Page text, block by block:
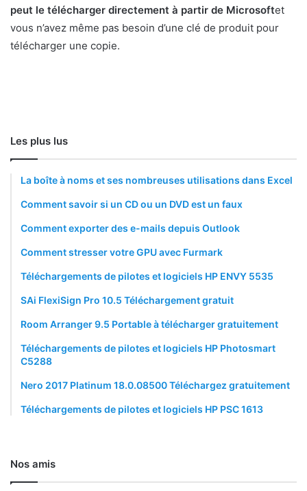
peut le télécharger directement à partir de Microsoftet
vous n’avez même pas besoin d’une clé de produit pour
télécharger une copie.
Les plus lus
La boîte à noms et ses nombreuses utilisations dans Excel
Comment savoir si un CD ou un DVD est un faux
Comment exporter des e-mails depuis Outlook
Comment stresser votre GPU avec Furmark
Téléchargements de pilotes et logiciels HP ENVY 5535
SAi FlexiSign Pro 10.5 Téléchargement gratuit
Room Arranger 9.5 Portable à télécharger gratuitement
Téléchargements de pilotes et logiciels HP Photosmart
C5288
Nero 2017 Platinum 18.0.08500 Téléchargez gratuitement
Téléchargements de pilotes et logiciels HP PSC 1613
Nos amis